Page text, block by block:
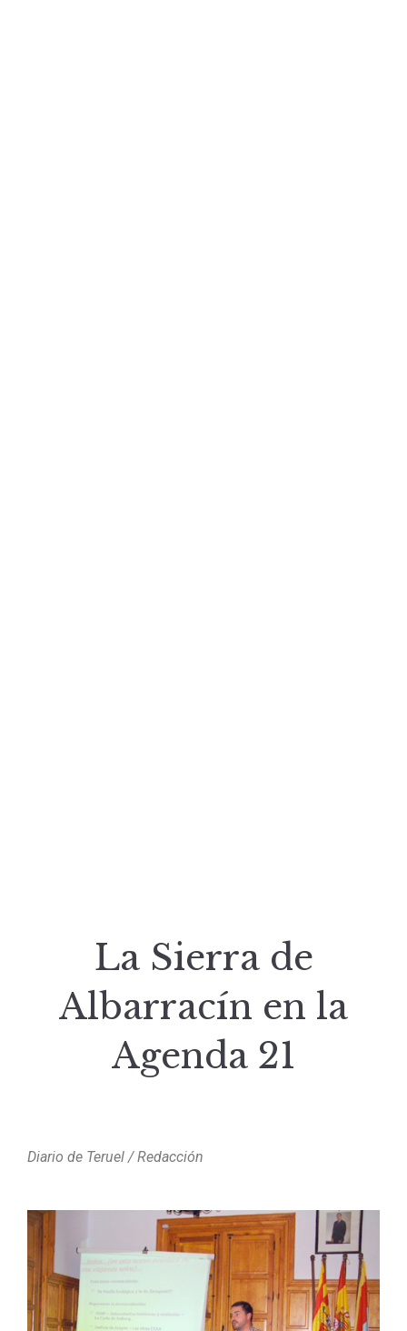
La Sierra de
Albarracín en la
Agenda 21
Diario de Teruel / Redacción